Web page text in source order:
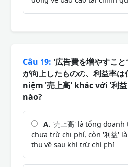
Câu 19: '広告費を増やすこ
が向上したものの、利益率
niệm '売上高' khác với '利
nào?
A. '売上高' là tổng doanh
chưa trừ chi phí, còn '利益'
thu về sau khi trừ chi phí